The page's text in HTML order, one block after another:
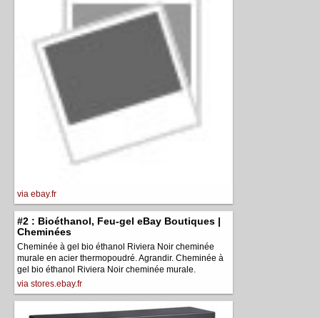
via ebay.fr
#2 : Bioéthanol, Feu-gel eBay Boutiques |
Cheminées
Cheminée à gel bio éthanol Riviera Noir cheminée
murale en acier thermopoudré. Agrandir. Cheminée à
gel bio éthanol Riviera Noir cheminée murale.
via stores.ebay.fr